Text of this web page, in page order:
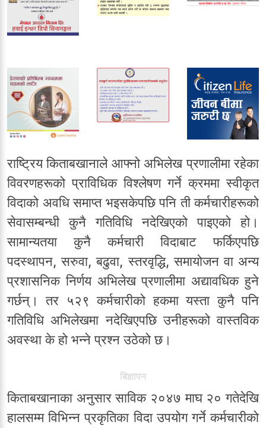
राष्ट्रिय किताबखानाले आफ्नो अभिलेख प्रणालीमा रहेका
विवरणहरूको प्राविधिक विश्लेषण गर्ने क्रममा स्वीकृत
विदाको अवधि समाप्त भइसकेपछि पनि ती कर्मचारीहरूको
सेवासम्बन्धी कुनै गतिविधि नदेखिएको पाइएको हो।
सामान्यतया कुनै कर्मचारी विदाबाट फर्किएपछि
पदस्थापन, सरुवा, बढुवा, स्तरवृद्धि, समायोजन वा अन्य
प्रशासनिक निर्णय अभिलेख प्रणालीमा अद्यावधिक हुने
गर्छन्। तर ५२९ कर्मचारीको हकमा यस्ता कुनै पनि
गतिविधि अभिलेखमा नदेखिएपछि उनीहरूको वास्तविक
अवस्था के हो भन्ने प्रश्न उठेको छ।
बिज्ञापन
किताबखानाका अनुसार साविक २०४७ माघ २० गतेदेखि
हालसम्म विभिन्न प्रकृतिका विदा उपयोग गर्ने कर्मचारीको